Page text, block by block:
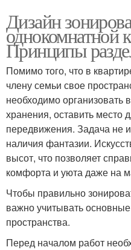
Дизайн
однокомнатной
Принципы
Помимо того, что в
члену семьи свое
необходимо организовать
хранения, оставить место
передвижения. Задача не
наличия фантазии.
высот, что позволяет
комфорта и уюта даже на
Чтобы правильно
важно учитывать
пространства.
Перед началом работ